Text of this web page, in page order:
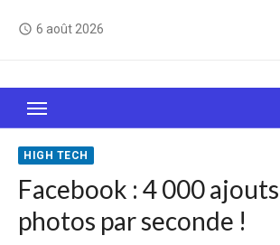
access_time 6 août 2026
Le Web, c'est comme une boîte de
sait jamais sur quoi on va
HIGH TECH
Facebook : 4 000
photos par seconde !